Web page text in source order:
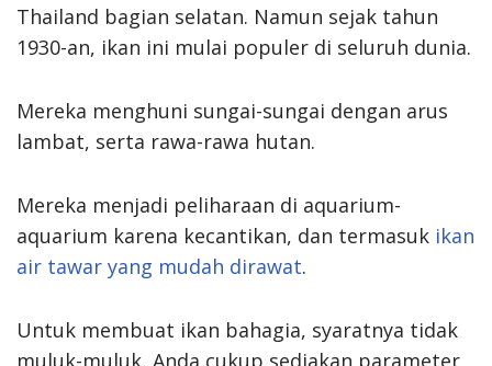
Thailand bagian selatan. Namun sejak tahun
1930-an, ikan ini mulai populer di seluruh dunia.
Mereka menghuni sungai-sungai dengan arus
lambat, serta rawa-rawa hutan.
Mereka menjadi peliharaan di aquarium-
aquarium karena kecantikan, dan termasuk ikan
air tawar yang mudah dirawat.
Untuk membuat ikan bahagia, syaratnya tidak
muluk-muluk, Anda cukup sediakan parameter